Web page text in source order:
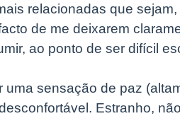
relacionadas que
de me deixarem
ao ponto de ser difícil
uma sensação de paz
Estranho,